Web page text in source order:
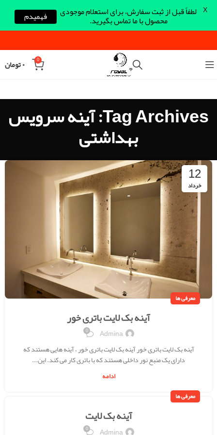
0 ۰تومان
Tag Archives: آینه سرویس
بهداشتی
12
خرداد
معرفی ها
آینه بک لایت باتری خور
Admina
0
آینه بک لایت باتری خور آینه بک لایت باتری خور ، آینه هایی هستند که
دارای یک منبع نور داخلی هستند که با باتری کار می کند. این...
ادامه
معرفی ها
آینه بک لایت
Admina
0
لطفاً قبل از ثبت سفارش، برای استعلام موجودی
محصول با ما تماس بگیرید. فهمیدم X